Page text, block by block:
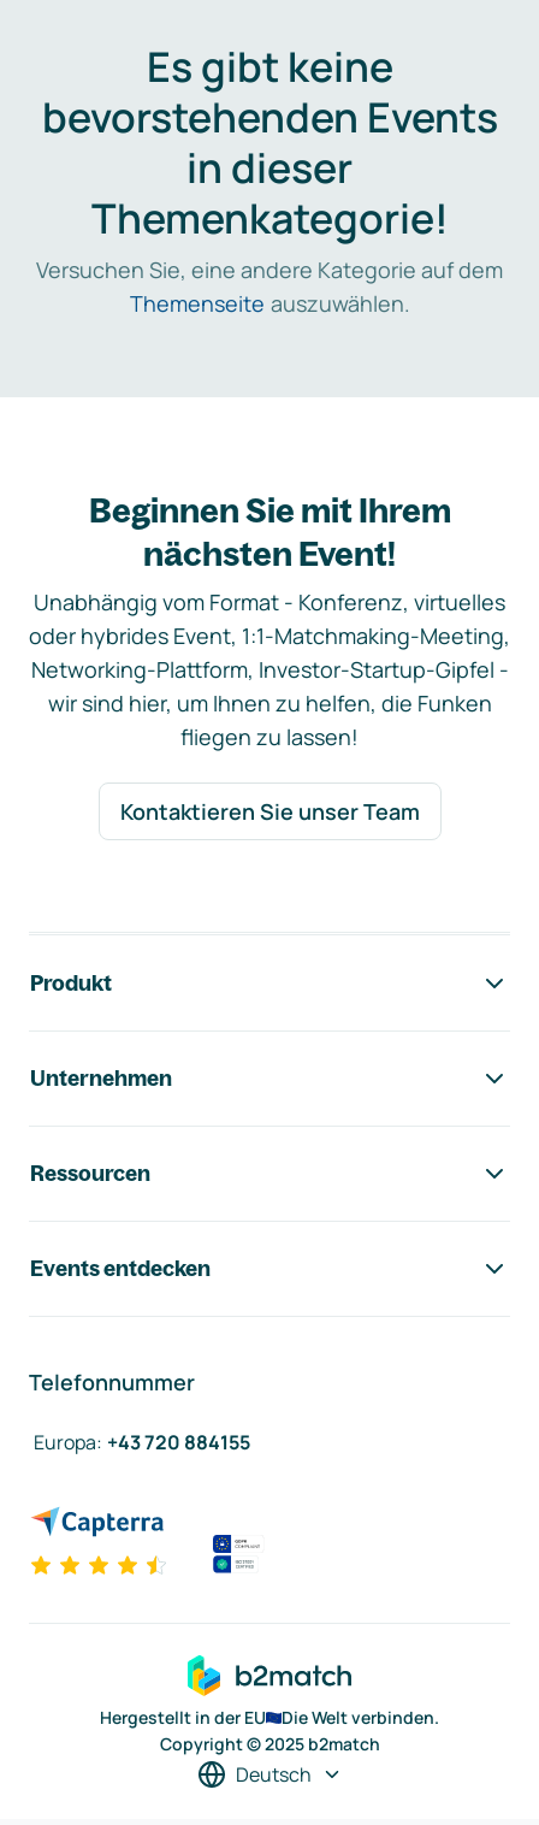
Es gibt keine
bevorstehenden Events
in dieser
Themenkategorie!
Versuchen Sie, eine andere Kategorie auf dem
Themenseite auszuwählen.
Beginnen Sie mit Ihrem
nächsten Event!
Unabhängig vom Format - Konferenz, virtuelles
oder hybrides Event, 1:1-Matchmaking-Meeting,
Networking-Plattform, Investor-Startup-Gipfel -
wir sind hier, um Ihnen zu helfen, die Funken
fliegen zu lassen!
Kontaktieren Sie unser Team
Produkt
Unternehmen
Ressourcen
Events entdecken
Telefonnummer
Europa: +43 720 884155
Hergestellt in der EU
Die Welt verbinden.
Copyright © 2025 b2match
Deutsch